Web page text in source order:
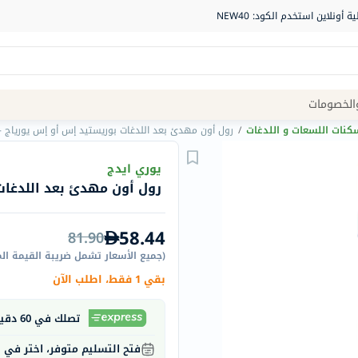
Navigation
الصيدلية
الماركات
Humantara
carroten
betadine
Posay
اللسعات و اللدغات / رول أون مهدئ بعد اللدغات بوريستيد إس أو إس يورياج - 15
يوري ايدج
رول أون مهدئ بعد
58.44
81.90
(جميع الأسعار تشمل ضريبة القيمة
بقي 1 فقط، اطلب الآن
تصلك في 60 دقيقة
فتح التسليم متوفر، اختر